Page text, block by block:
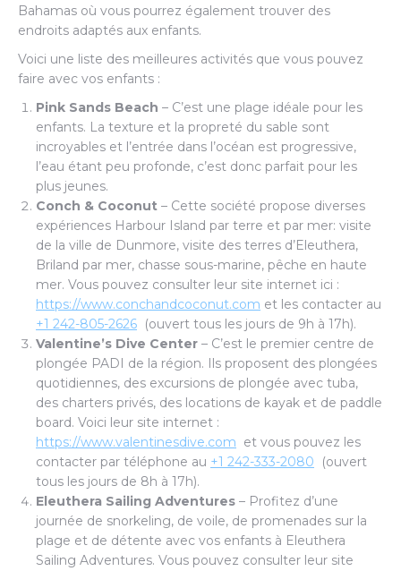
Bahamas où vous pourrez également trouver des
endroits adaptés aux enfants.
Voici une liste des meilleures activités que vous pouvez
faire avec vos enfants :
Pink Sands Beach – C’est une plage idéale pour les
enfants. La texture et la propreté du sable sont
incroyables et l’entrée dans l’océan est progressive,
l’eau étant peu profonde, c’est donc parfait pour les
plus jeunes.
Conch & Coconut – Cette société propose diverses
expériences Harbour Island par terre et par mer: visite
de la ville de Dunmore, visite des terres d’Eleuthera,
Briland par mer, chasse sous-marine, pêche en haute
mer. Vous pouvez consulter leur site internet ici :
https://www.conchandcoconut.com et les contacter au
+1 242-805-2626 (ouvert tous les jours de 9h à 17h).
Valentine’s Dive Center – C’est le premier centre de
plongée PADI de la région. Ils proposent des plongées
quotidiennes, des excursions de plongée avec tuba,
des charters privés, des locations de kayak et de paddle
board. Voici leur site internet :
https://www.valentinesdive.com et vous pouvez les
contacter par téléphone au +1 242-333-2080 (ouvert
tous les jours de 8h à 17h).
Eleuthera Sailing Adventures – Profitez d’une
journée de snorkeling, de voile, de promenades sur la
plage et de détente avec vos enfants à Eleuthera
Sailing Adventures. Vous pouvez consulter leur site